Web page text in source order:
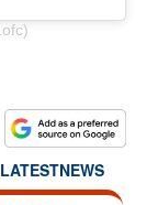
LATESTNEWS